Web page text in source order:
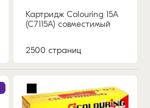
Картридж Colouring 15A
(C7115A) совместимый
2500 страниц